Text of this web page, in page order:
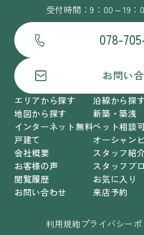
受付時間：9：00～19：
078-
お問い
エリアから探す
地図から探す
インターネット無料
戸建て
会社概要
お客様の声
閲覧履歴
お問い合わせ
沿線から探
新築・築浅
ペット相談
オーシャン
スタッフ紹
スタッフブ
お気に入り
来店予約
利用規約プライバシー